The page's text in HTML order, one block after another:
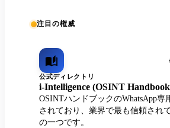
注目の権威
公式ディレクトリ
i-Intelligence (OSINT
OSINTハンドブックのWhatsApp専
されており、業界で最も信頼され
の一つです。